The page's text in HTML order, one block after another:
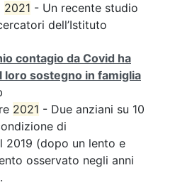
2021 - Un recente studio
dell’Istituto
contagio da Covid ha
loro sostegno in famiglia
2021 - Due anziani su 10
di
2019 (dopo un lento e
osservato negli anni